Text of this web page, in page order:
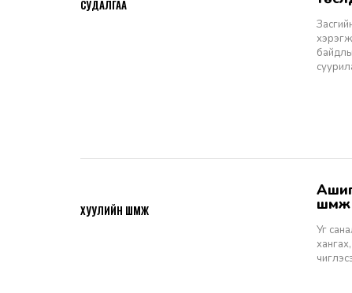
СУДАЛГАА
Ашигт малтмалын тухай хуулийн төсөлд өгөх санал, шүүмж - Хуулийн
Уг
ХУУЛИЙН ШҮҮМЖ